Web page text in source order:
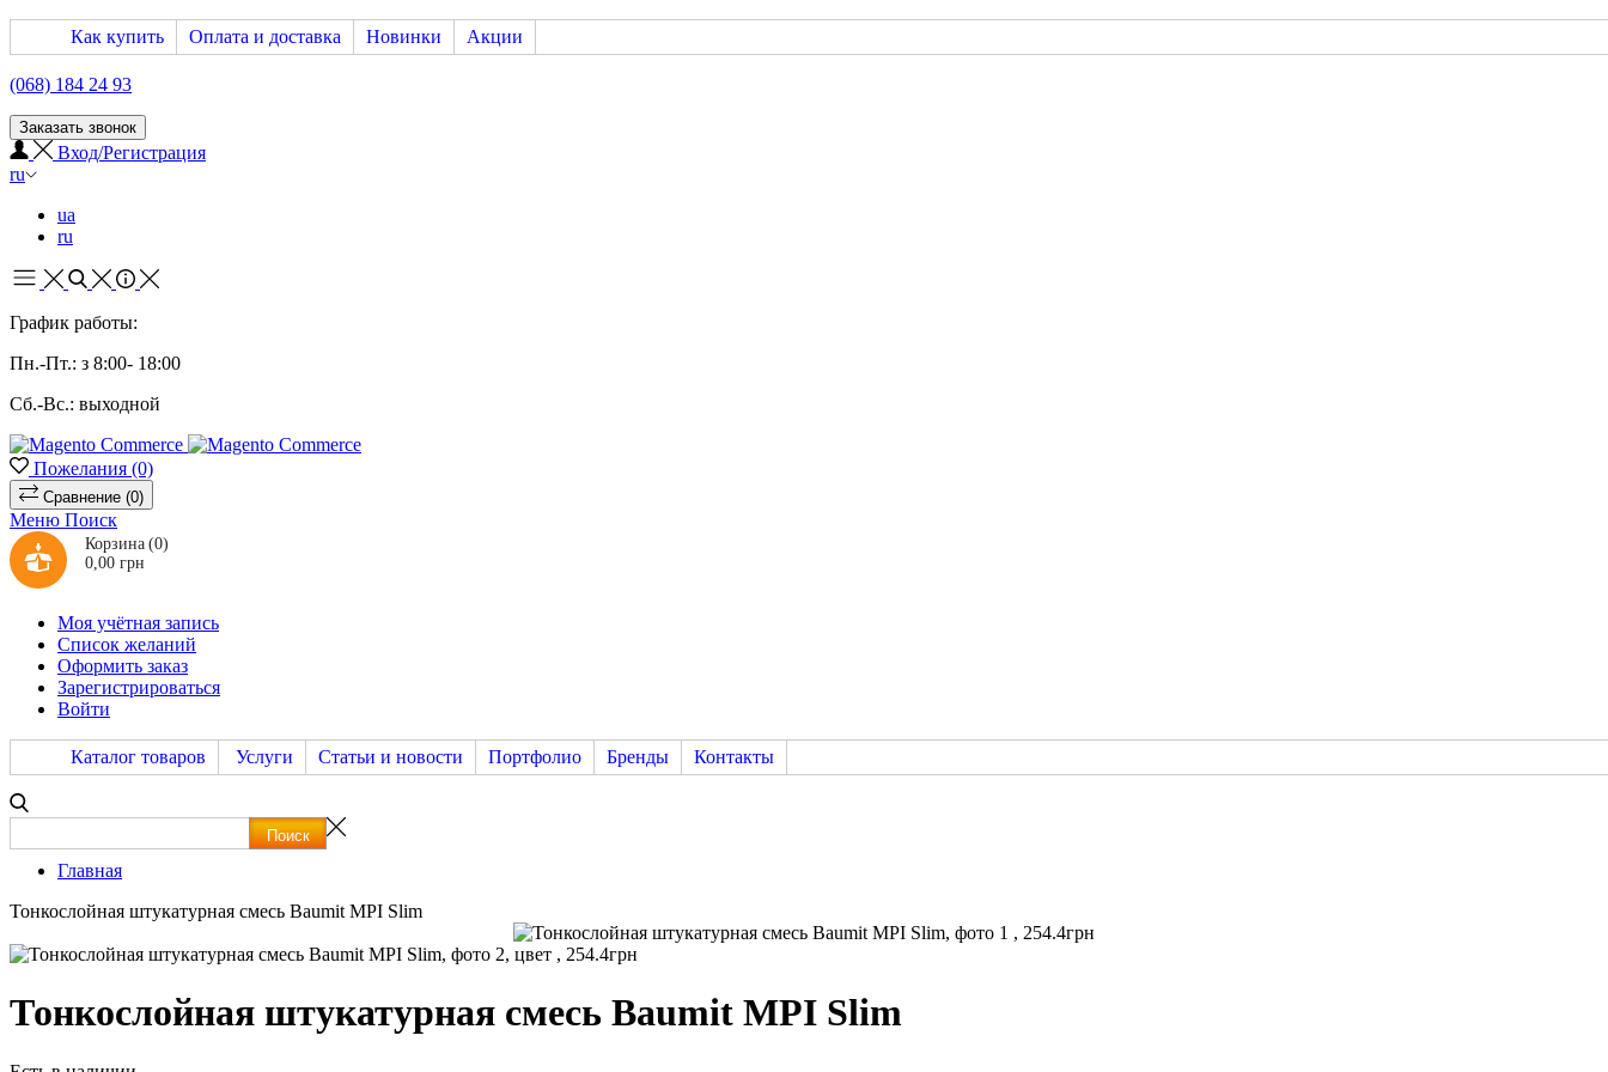
Как купить Оплата и доставка Новинки Акции
(068) 184 24 93
Заказать звонок
Вход/Регистрация
ru
ua
ru
График работы:
Пн.-Пт.: з 8:00- 18:00
Сб.-Вс.: выходной
Пожелания (0)
Сравнение (0)
Меню Поиск
Корзина (0)
0,00 грн
Моя учётная запись
Список желаний
Оформить заказ
Зарегистрироваться
Войти
Каталог товаров Услуги Статьи и новости Портфолио Бренды Контакты
Главная
Тонкослойная штукатурная смесь Baumit MPI Slim
Тонкослойная штукатурная смесь Baumit MPI Slim